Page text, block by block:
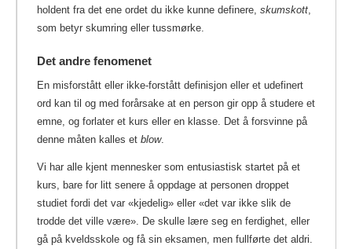
holdent fra det ene ordet du ikke kunne definere, skumskott,
som betyr skumring eller tussmørke.
Det andre fenomenet
En misforstått eller ikke-forstått definisjon eller et udefinert
ord kan til og med forårsake at en person gir opp å studere et
emne, og forlater et kurs eller en klasse. Det å forsvinne på
denne måten kalles et blow.
Vi har alle kjent mennesker som entusiastisk startet på et
kurs, bare for litt senere å oppdage at personen droppet
studiet fordi det var «kjedelig» eller «det var ikke slik de
trodde det ville være». De skulle lære seg en ferdighet, eller
gå på kveldsskole og få sin eksamen, men fullførte det aldri.